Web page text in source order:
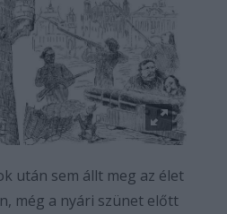
után sem állt meg az élet
még a nyári szünet előtt